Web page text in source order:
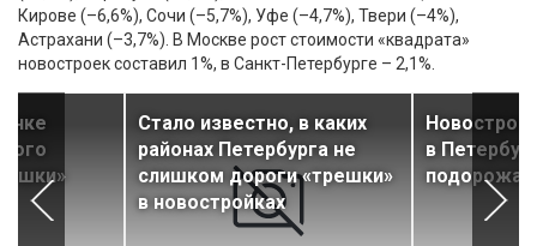
Кирове (–6,6%), Сочи (–5,7%), Уфе (–4,7%), Твери (–4%),
Астрахани (–3,7%). В Москве рост стоимости «квадрата»
новостроек составил 1%, в Санкт-Петербурге – 2,1%.
Стало известно, в каких
районах Петербурга не
слишком дороги «трешки»
в новостройках
в